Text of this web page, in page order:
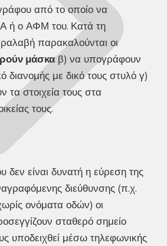
από το οποίο να
ή ο ΑΦΜ του. Κατά τη
παρακαλούνται οι
μάσκαβ) να υπογράφουν
διανομής με δικό τους στυλό γ)
τα στοιχεία τους στα
τους.
είναι δυνατή η εύρεση της
διεύθυνσης (π.χ.
ονόματα οδών) οι
σταθερό σημείο
υποδειχθεί μέσω τηλεφωνικής